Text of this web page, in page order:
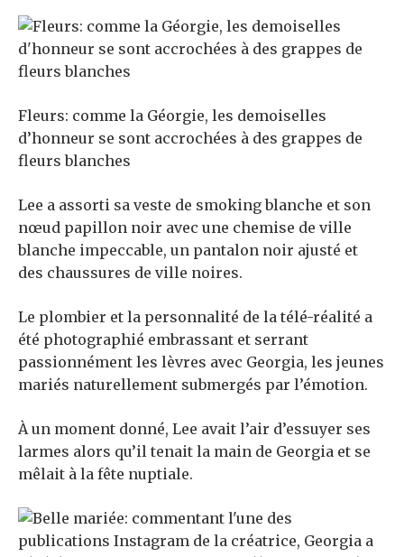
Fleurs: comme la Géorgie, les demoiselles
d’honneur se sont accrochées à des grappes de
fleurs blanches
Lee a assorti sa veste de smoking blanche et son
nœud papillon noir avec une chemise de ville
blanche impeccable, un pantalon noir ajusté et
des chaussures de ville noires.
Le plombier et la personnalité de la télé-réalité a
été photographié embrassant et serrant
passionnément les lèvres avec Georgia, les jeunes
mariés naturellement submergés par l’émotion.
À un moment donné, Lee avait l’air d’essuyer ses
larmes alors qu’il tenait la main de Georgia et se
mêlait à la fête nuptiale.